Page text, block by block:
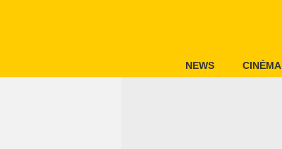
NEWS CINÉMA